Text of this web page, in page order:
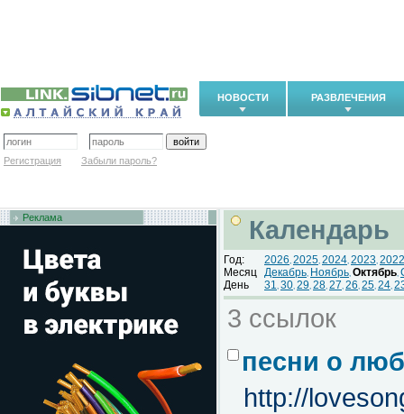
НОВОСТИ РАЗВЛЕЧЕНИЯ
Регистрация Забыли пароль?
Реклама Календарь
Год: 2026, 2025, 2024, 2023, 2022
Месяц Декабрь, Ноябрь, Октябрь,
День
31, 30, 29, 28, 27, 26, 25, 24,
3 ссылок
песни о
http://